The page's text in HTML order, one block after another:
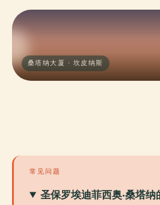
桑塔纳大厦 · 坎皮纳斯
常见问题
圣保罗埃迪菲西奥·桑塔纳